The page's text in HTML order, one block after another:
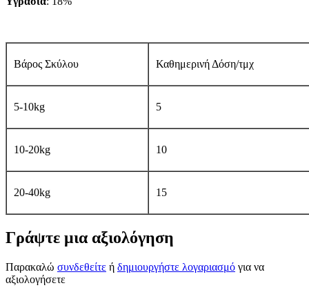
Βάρος Σκύλου Καθημερινή Δόση/τμχ
5-10kg 5
10-20kg 10
20-40kg 15
Γράψτε μια αξιολόγηση
Παρακαλώ συνδεθείτε ή δημιουργήστε λογαριασμό για να
αξιολογήσετε